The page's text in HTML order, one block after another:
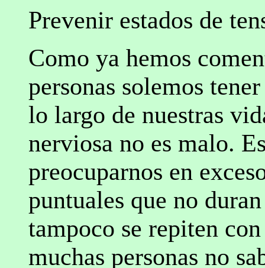
Prevenir estados de
Como ya hemos
personas solemos
lo largo de nuestras
nerviosa no es malo.
preocuparnos en
puntuales que no
tampoco se repiten
muchas personas no